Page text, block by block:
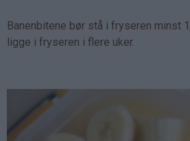
Banenbitene bør stå i fryseren minst
ligge i fryseren i flere uker.